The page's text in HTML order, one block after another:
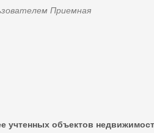
Приемная
учтенных объектов